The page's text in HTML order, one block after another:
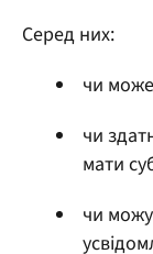
Серед них:
чи
чи
мати
чи